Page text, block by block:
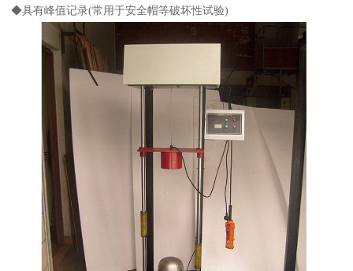
◆具有峰值记录(常用于安全帽等破坏性试验)